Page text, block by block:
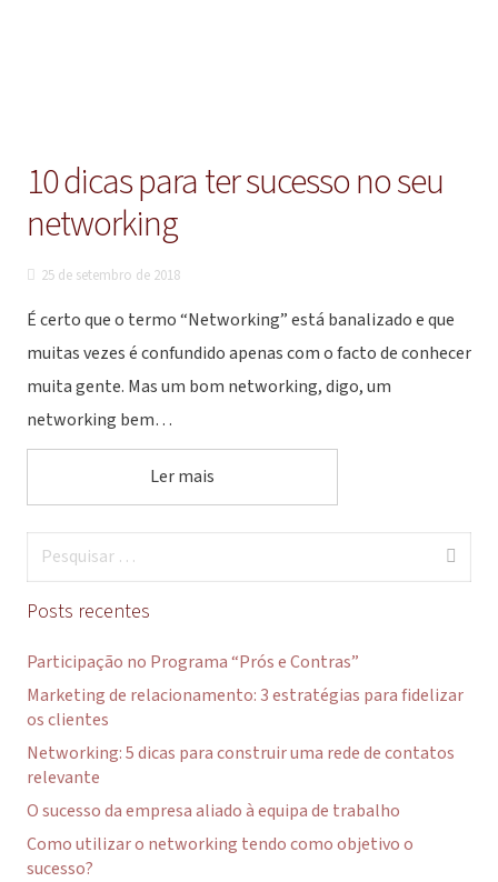
10 dicas para ter sucesso no seu
networking
25 de setembro de 2018
É certo que o termo “Networking” está banalizado e que
muitas vezes é confundido apenas com o facto de conhecer
muita gente. Mas um bom networking, digo, um
networking bem…
Ler mais
Pesquisar
por:
Posts recentes
Participação no Programa “Prós e Contras”
Marketing de relacionamento: 3 estratégias para fidelizar
os clientes
Networking: 5 dicas para construir uma rede de contatos
relevante
O sucesso da empresa aliado à equipa de trabalho
Como utilizar o networking tendo como objetivo o
sucesso?